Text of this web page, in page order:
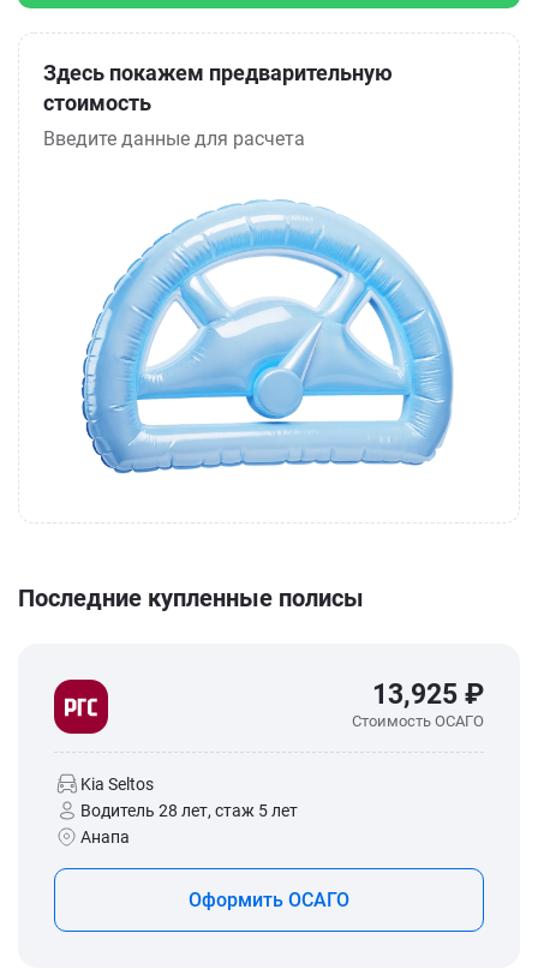
Здесь покажем предварительную
стоимость
Введите данные для расчета
Последние купленные полисы
13,925 ₽
Стоимость ОСАГО
Kia Seltos
Водитель 28 лет, стаж 5 лет
Анапа
Оформить ОСАГО